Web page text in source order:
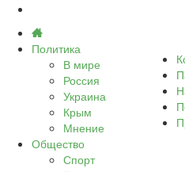
Политика
В мире
Россия
Украина
Крым
Мнение
Общество
Спорт